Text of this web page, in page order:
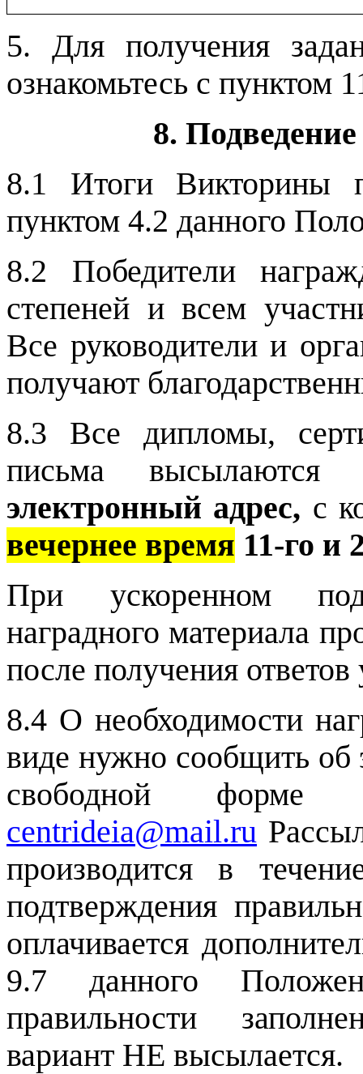
5. Для получения
ознакомьтесь с пунктом
8.
8.1 Итоги Викторины
пунктом 4.2 данного
8.2 Победители
степеней и всем
Все руководители и
получают
8.3 Все дипломы,
письма
электронный адрес, с
вечернее время 11-го и
При ускоренном
наградного материала
после получения
8.4 О необходимости
виде нужно сообщить об
свободной форме
centrideia@mail.ru
производится в
подтверждения
оплачивается
9.7 данного
правильности
вариант НЕ высылается.